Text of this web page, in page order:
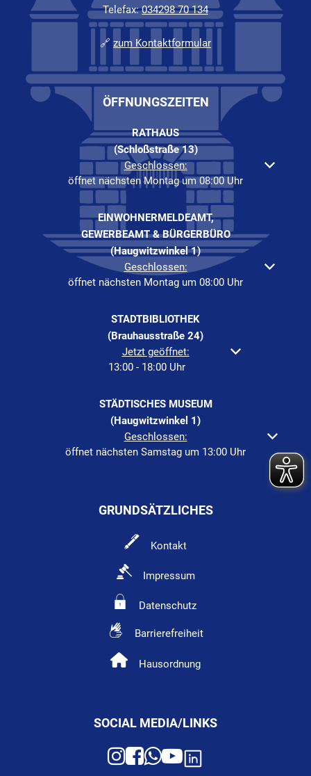
Telefax:034298 70 134
🔗 zum Kontaktformular
ÖFFNUNGSZEITEN
RATHAUS
(Schloßstraße 13)
Klicken, um weitere Öffnungs- oder Schließzeiten
Geschlossen:
öffnet nächsten Montag um 08:00 Uhr
EINWOHNERMELDEAMT,
GEWERBEAMT & BÜRGERBÜRO
(Haugwitzwinkel 1)
Klicken, um weitere Öffnungs- oder Schließzeiten
Geschlossen:
öffnet nächsten Montag um 08:00 Uhr
STADTBIBLIOTHEK
(Brauhausstraße 24)
Klicken, um weitere Öffnungs- oder Schließzeiten
Jetzt geöffnet:
13:00 - 18:00 Uhr
STÄDTISCHES MUSEUM
(Haugwitzwinkel 1)
Klicken, um weitere Öffnungs- oder Schließzeiten
Geschlossen:
öffnet nächsten Samstag um 13:00 Uhr
GRUNDSÄTZLICHES
Kontakt
Impressum
Datenschutz
Barrierefreiheit
Hausordnung
SOCIAL MEDIA/LINKS